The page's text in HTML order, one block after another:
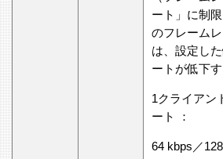
ート」に制
のフレーム
は、設定し
ートが低下
1クライアン
ート ：
64 kbps／